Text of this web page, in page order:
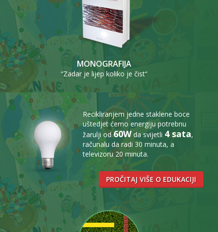
MONOGRAFIJA
“Zadar je lijep koliko je čist“
Recikliranjem jedne staklene boce
uštedjet ćemo energiju potrebnu
žarulji od60Wda svijetli 4 sata,
računalu da radi 30 minuta, a
televizoru 20 minuta.
PROČITAJ VIŠE O EDUKACIJI